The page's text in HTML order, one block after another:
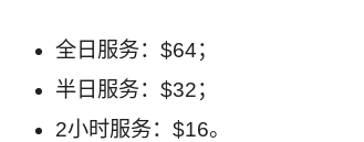
全日服务：$64；
半日服务：$32；
2小时服务：$16。